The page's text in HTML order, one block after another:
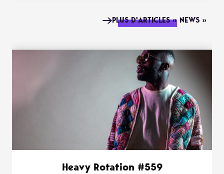
PLUS D'ARTICLES « NEWS »
Heavy Rotation #559